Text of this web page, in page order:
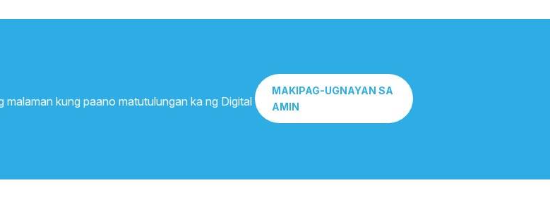
kung paano matutulungan ka ng Digital
MAKIPAG-UGNAYAN SA
AMIN